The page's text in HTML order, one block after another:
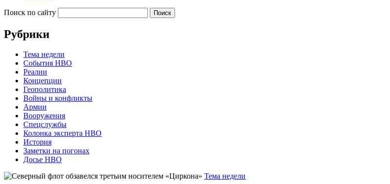
Поиск по сайту
Рубрики
Тема недели
События НВО
Реалии
Концепции
Геополитика
Войны и конфликты
Армии
Вооружения
Спецслужбы
Колонка эксперта НВО
История
Заметки на погонах
Досье НВО
Тема недели